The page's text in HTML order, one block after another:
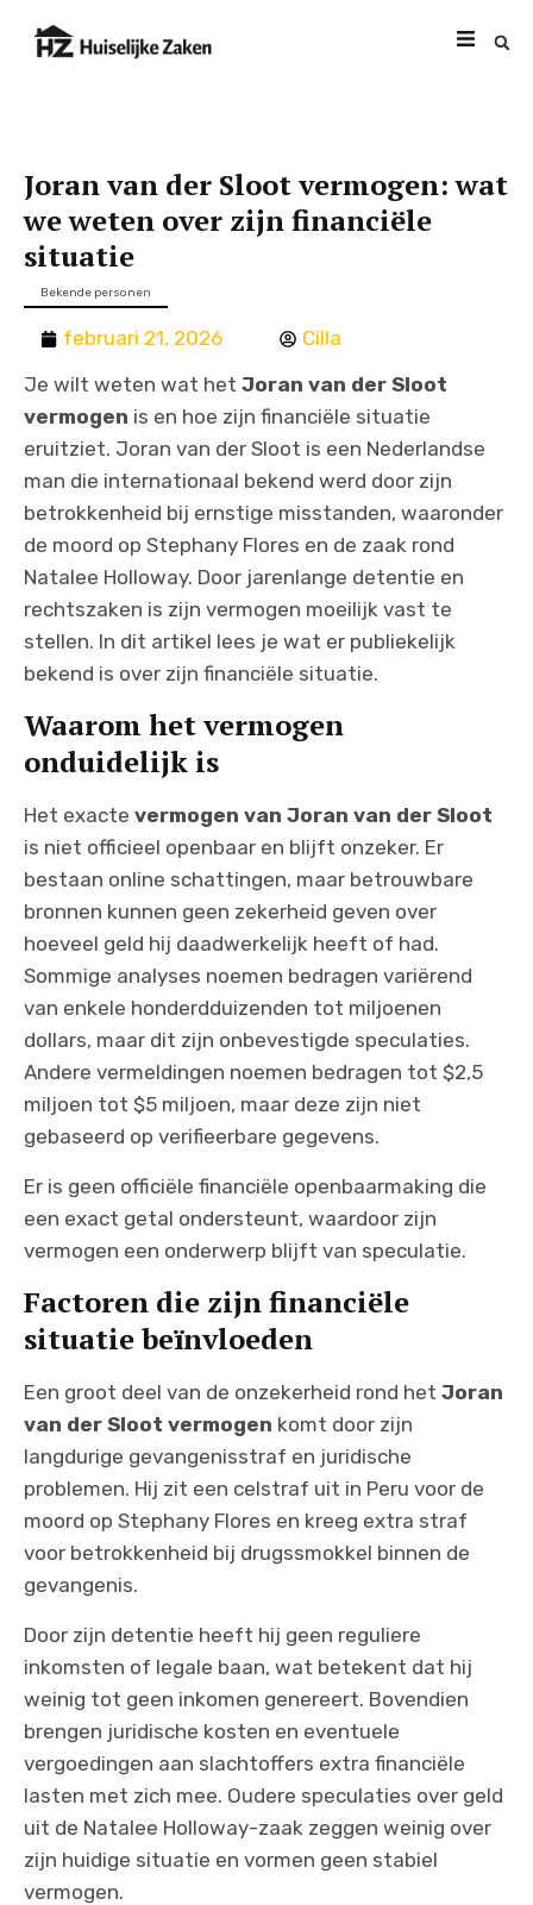
Joran van der Sloot vermogen: wat
we weten over zijn financiële
situatie
Bekende personen
februari 21, 2026
Cilla
Je wilt weten wat het Joran van der Sloot
vermogen is en hoe zijn financiële situatie
eruitziet. Joran van der Sloot is een Nederlandse
man die internationaal bekend werd door zijn
betrokkenheid bij ernstige misstanden, waaronder
de moord op Stephany Flores en de zaak rond
Natalee Holloway. Door jarenlange detentie en
rechtszaken is zijn vermogen moeilijk vast te
stellen. In dit artikel lees je wat er publiekelijk
bekend is over zijn financiële situatie.
Waarom het vermogen
onduidelijk is
Het exacte vermogen van Joran van der Sloot
is niet officieel openbaar en blijft onzeker. Er
bestaan online schattingen, maar betrouwbare
bronnen kunnen geen zekerheid geven over
hoeveel geld hij daadwerkelijk heeft of had.
Sommige analyses noemen bedragen variërend
van enkele honderdduizenden tot miljoenen
dollars, maar dit zijn onbevestigde speculaties.
Andere vermeldingen noemen bedragen tot $2,5
miljoen tot $5 miljoen, maar deze zijn niet
gebaseerd op verifieerbare gegevens.
Er is geen officiële financiële openbaarmaking die
een exact getal ondersteunt, waardoor zijn
vermogen een onderwerp blijft van speculatie.
Factoren die zijn financiële
situatie beïnvloeden
Een groot deel van de onzekerheid rond het Joran
van der Sloot vermogen komt door zijn
langdurige gevangenisstraf en juridische
problemen. Hij zit een celstraf uit in Peru voor de
moord op Stephany Flores en kreeg extra straf
voor betrokkenheid bij drugssmokkel binnen de
gevangenis.
Door zijn detentie heeft hij geen reguliere
inkomsten of legale baan, wat betekent dat hij
weinig tot geen inkomen genereert. Bovendien
brengen juridische kosten en eventuele
vergoedingen aan slachtoffers extra financiële
lasten met zich mee. Oudere speculaties over geld
uit de Natalee Holloway-zaak zeggen weinig over
zijn huidige situatie en vormen geen stabiel
vermogen.